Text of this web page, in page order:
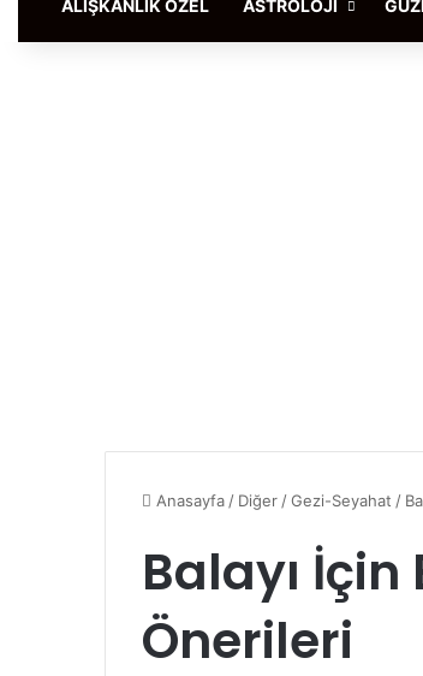
ALIŞKANLIK ÖZEL ASTROLOJI
Anasayfa / Diğer /Gezi-Seyahat /
Balayı İçin
Önerileri